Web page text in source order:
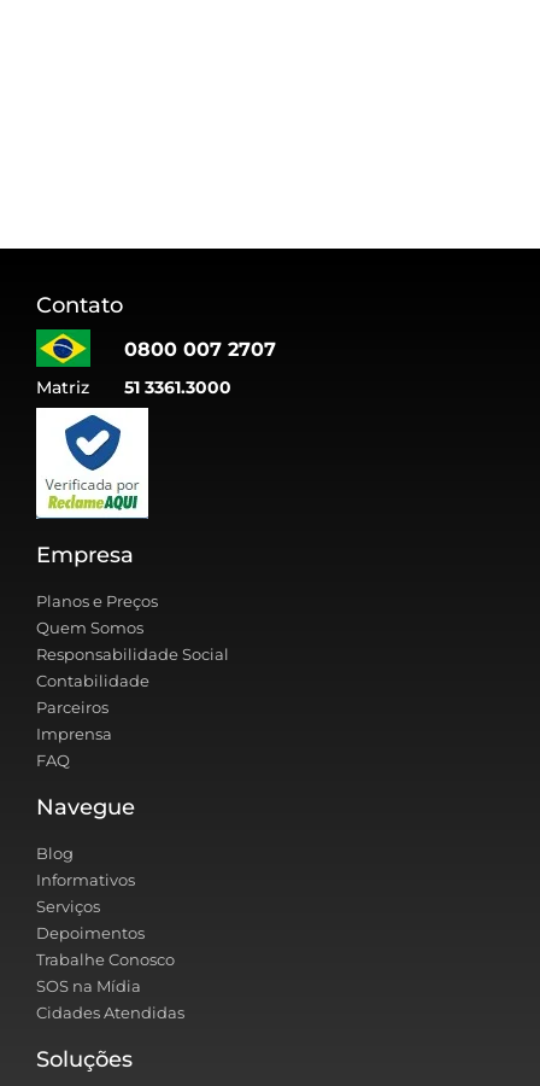
Contato
0800 007 2707
Matriz 51 3361.3000
Empresa
Planos e Preços
Quem Somos
Responsabilidade Social
Contabilidade
Parceiros
Imprensa
FAQ
Navegue
Blog
Informativos
Serviços
Depoimentos
Trabalhe Conosco
SOS na Mídia
Cidades Atendidas
Soluções